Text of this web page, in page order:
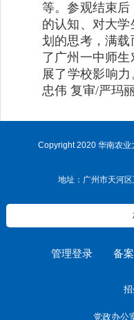
等。参观结束
的认知、对大
划的思考，满
了广州一中师
展了学校影响
忠伟 复审/严玛
Copyright 2020 华南农业
地址：广州市天河
管理登录 备
招
党政办